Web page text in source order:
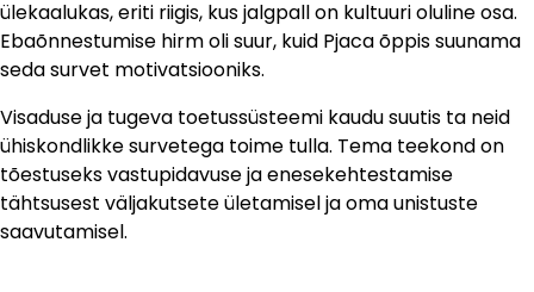
ülekaalukas, eriti riigis, kus jalgpall on kultuuri oluline osa.
Ebaõnnestumise hirm oli suur, kuid Pjaca õppis suunama
seda survet motivatsiooniks.
Visaduse ja tugeva toetussüsteemi kaudu suutis ta neid
ühiskondlikke survetega toime tulla. Tema teekond on
tõestuseks vastupidavuse ja enesekehtestamise
tähtsusest väljakutsete ületamisel ja oma unistuste
saavutamisel.